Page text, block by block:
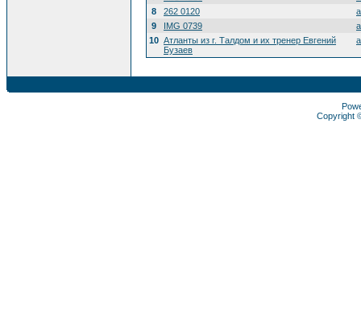
8
262 0120
9
IMG 0739
10 Атланты из г. Талдом и их тренер Евгений
Бузаев
Copyright